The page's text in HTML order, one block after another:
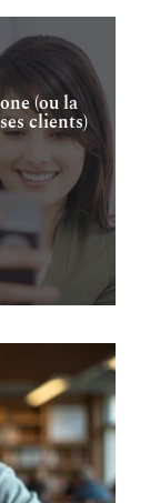
(ou la
clients)